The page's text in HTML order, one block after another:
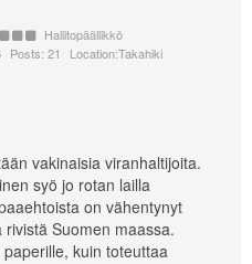
Hallitopäällikkö
Posts: 21 Location:Takahiki
vakinaisia viranhaltijoita.
syö jo rotan lailla
on vähentynyt
Suomen maassa.
kuin toteuttaa